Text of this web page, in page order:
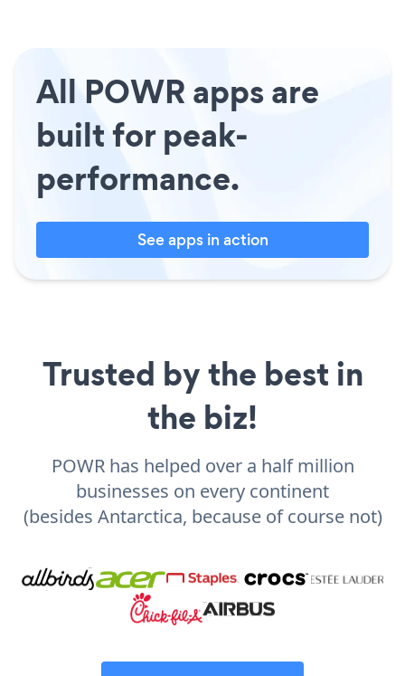
All POWR apps are
built for peak-
performance.
See apps in action
Trusted by the best in
the biz!
POWR has helped over a half million
businesses on every continent
(besides Antarctica, because of course not)